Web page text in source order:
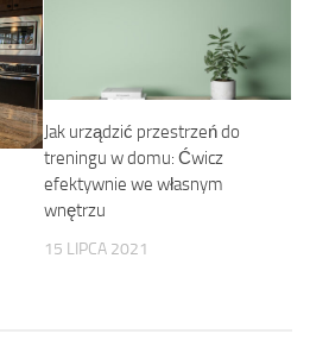
Jak urządzić przestrzeń do
treningu w domu: Ćwicz
efektywnie we własnym
wnętrzu
15 LIPCA 2021